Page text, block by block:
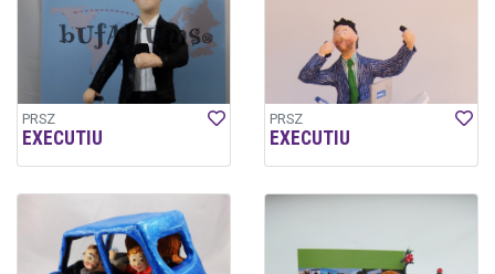
PRSZ
EXECUTIU
PRSZ
EXECUTIU